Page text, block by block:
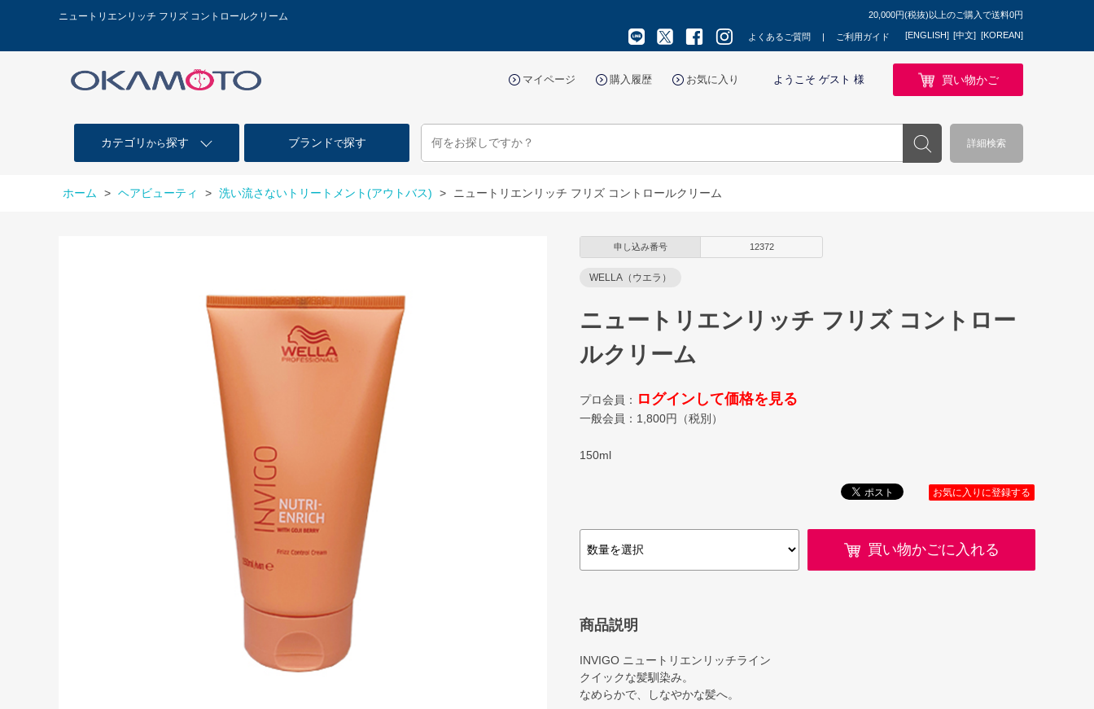
ニュートリエンリッチ フリズ コントロールクリーム 20,000円(税抜)以上のご購入で送料0円
よくあるご質問 ご利用ガイド [ENGLISH] [中文] [KOREAN]
マイページ 購入履歴 お気に入り ようこそ ゲスト 様 買い物かご
カテゴリ から探す ブランドで探す 詳細検索
ホーム > ヘアビューティ > 洗い流さないトリートメント(アウトバス) > ニュートリエンリッチ フリズ コントロールクリーム
申し込み番号 12372
WELLA（ウエラ）
ニュートリエンリッチ フリズ コントロー
ルクリーム
プロ会員： ログインして価格を見る
一般会員： 1,800円（税別）
150ml
お気に入りに登録する
買い物かごに入れる
商品説明
INVIGO ニュートリエンリッチライン
クイックな髪馴染み。
なめらかで、しなやかな髪へ。